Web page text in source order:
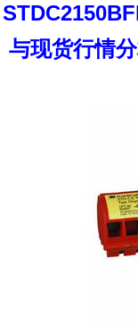
与现货行情